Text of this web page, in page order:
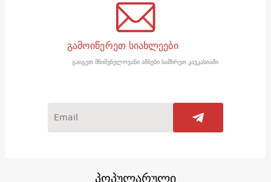
გამოიწერეთ სიახლეები
გაიგეთ მნიშვნელოვანი ამბები სამხრეთ კავკასიაში